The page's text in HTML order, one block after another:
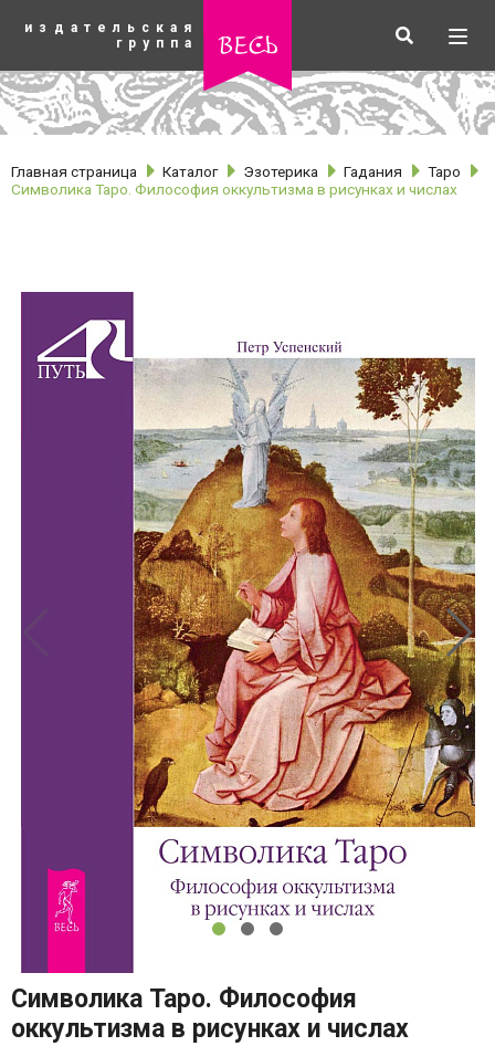
основному
издательская
группа
весь Искать
рубрики
Главная страница Каталог Эзотерика Гадания
Таро
Символика Таро. Философия оккультизма в рисунках и числах
Символика Таро. Философия
оккультизма в рисунках и числах